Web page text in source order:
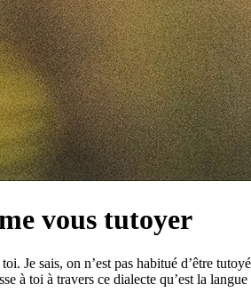
vous tutoyer
Je sais, on n’est pas habitué d’être
à toi à travers ce dialecte qu’est la